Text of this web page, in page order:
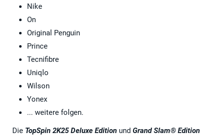
Nike
On
Original Penguin
Prince
Tecnifibre
Uniqlo
Wilson
Yonex
... weitere folgen.
Die TopSpin 2K25 Deluxe Edition und Grand Slam® Edition